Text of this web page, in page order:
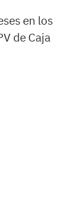
en los
de Caja